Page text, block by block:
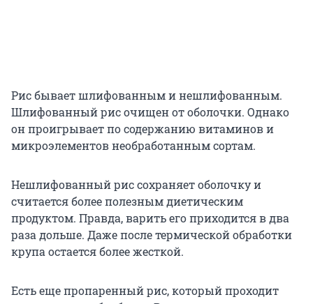
Рис бывает шлифованным и нешлифованным.
Шлифованный рис очищен от оболочки. Однако
он проигрывает по содержанию витаминов и
микроэлементов необработанным сортам.
Нешлифованный рис сохраняет оболочку и
считается более полезным диетическим
продуктом. Правда, варить его приходится в два
раза дольше. Даже после термической обработки
крупа остается более жесткой.
Есть еще пропаренный рис, который проходит